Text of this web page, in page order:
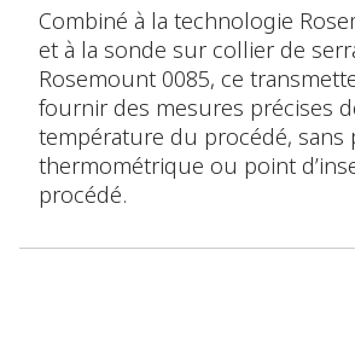
Combiné à la technologie
et à la sonde sur collier de
Rosemount 0085, ce
fournir des mesures précises
température du procédé, sans
thermométrique ou point
procédé.